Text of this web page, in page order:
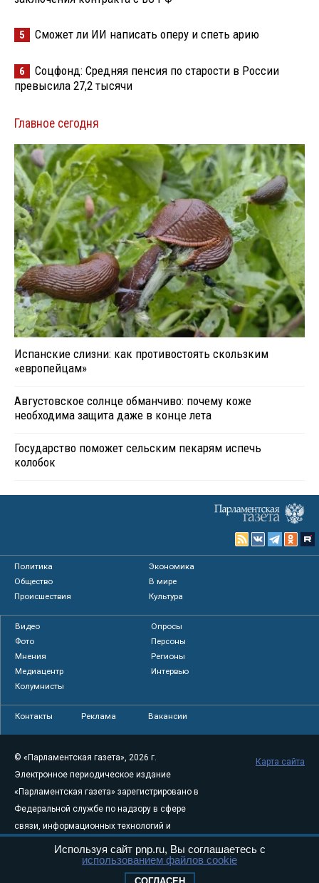
5 Сможет ли ИИ написать оперу и спеть арию
6
Соцфонд: Средняя пенсия по старости в России
превысила 27,2 тысячи
Главное сегодня
Испанские слизни: как противостоять скользким
«европейцам»
Августовское солнце обманчиво: почему коже
необходима защита даже в конце лета
Государство поможет сельским пекарям испечь
колобок
Политика
Экономика
Общество
В мире
Происшествия
Культура
Видео
Опросы
Фото
Персоны
Мнения
Регионы
Медиацентр
Интервью
Колумнисты
Контакты Реклама Вакансии
© «Парламентская газета», 2026 г.
Электронное периодическое издание
«Парламентская газета» зарегистрировано в
Федеральной службе по надзору в сфере
связи, информационных технологий и
массовых коммуникаций (Роскомнадзор) 05
августа 2011 года. 18+
Свидетельство о регистрации Эл № ФС77-
Карта сайта
Используя сайт pnp.ru, Вы соглашаетесь с
использованием файлов cookie